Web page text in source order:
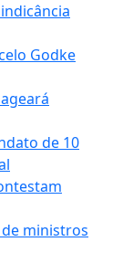
Godke
de 10
ministros